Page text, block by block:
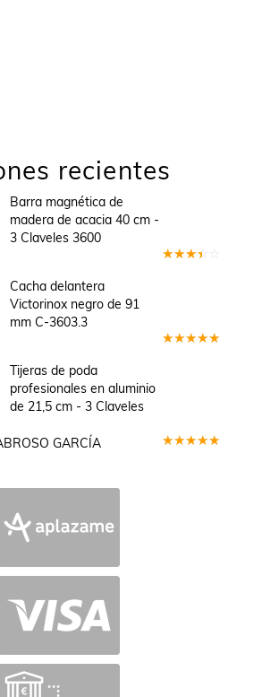
recientes
Barra magnética de
madera de acacia 40 cm -
3 Claveles 3600
Cacha delantera
Victorinox negro de 91
mm C-3603.3
Tijeras de poda
profesionales en aluminio
de 21,5 cm - 3 Claveles
GARCÍA